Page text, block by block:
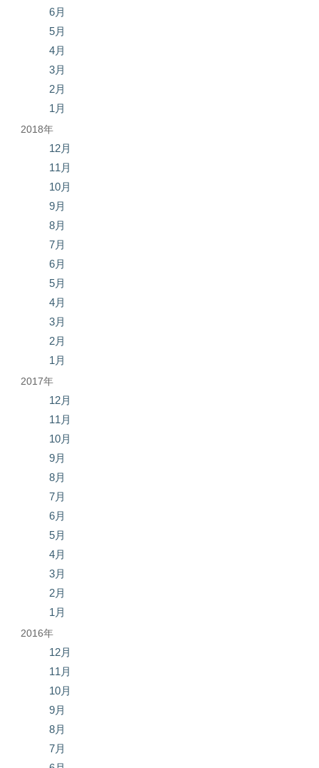
6月
5月
4月
3月
2月
1月
2018年
12月
11月
10月
9月
8月
7月
6月
5月
4月
3月
2月
1月
2017年
12月
11月
10月
9月
8月
7月
6月
5月
4月
3月
2月
1月
2016年
12月
11月
10月
9月
8月
7月